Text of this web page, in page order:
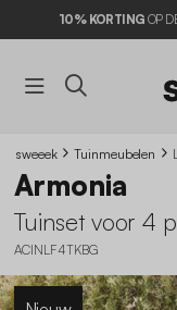
10% KORTING OP
sweeek Tuinmeubelen
Armonia
Tuinset voor 4
ACINLF4TKBG